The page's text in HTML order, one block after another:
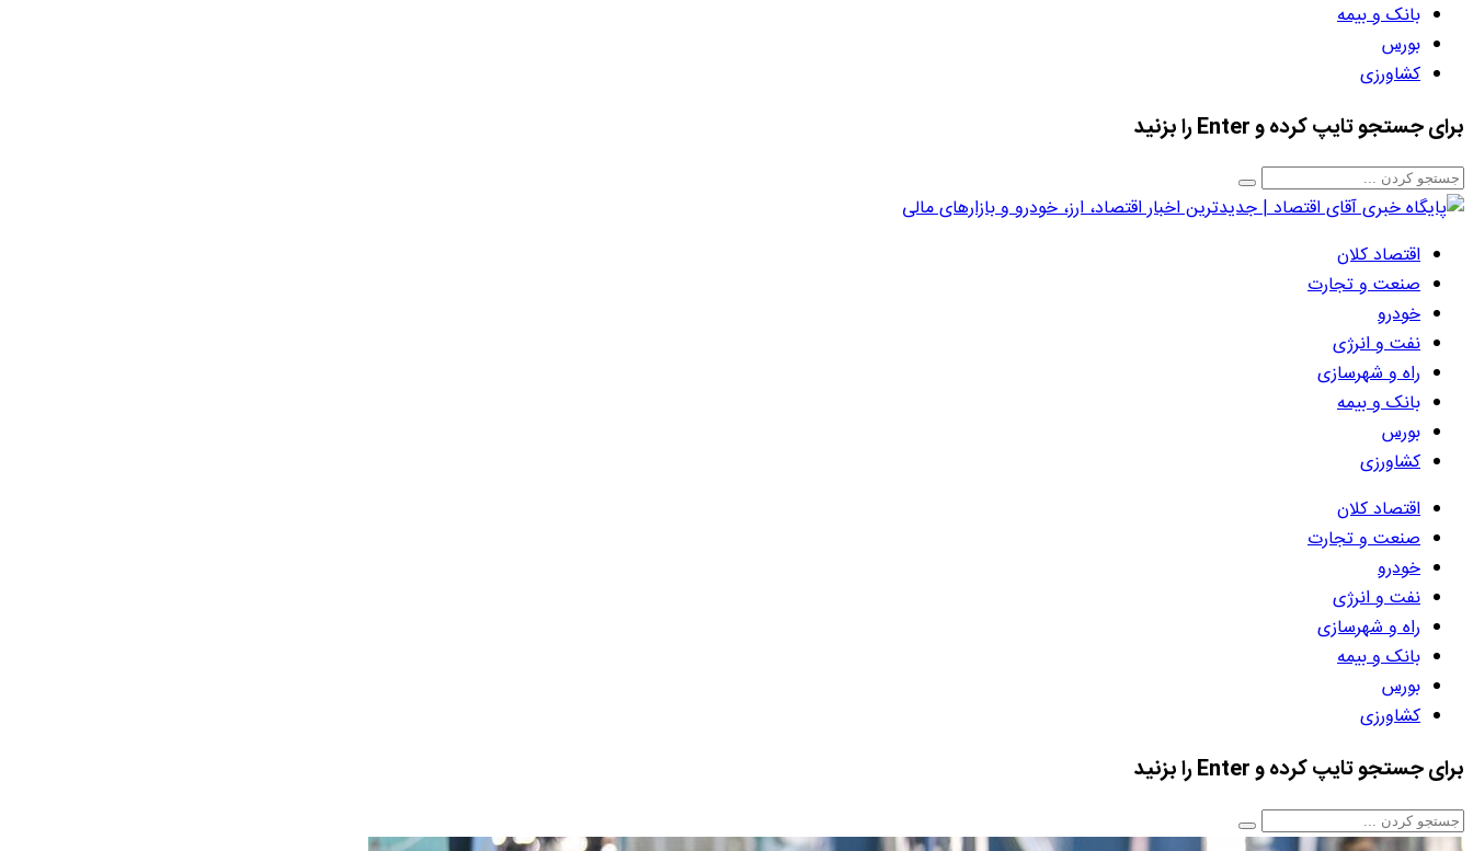
بانک و بیمه
بورس
کشاورزی
برای جستجو تایپ کرده و Enter را بزنید
اقتصاد کلان
صنعت و تجارت
خودرو
نفت و انرژی
راه و شهرسازی
بانک و بیمه
بورس
کشاورزی
اقتصاد کلان
صنعت و تجارت
خودرو
نفت و انرژی
راه و شهرسازی
بانک و بیمه
بورس
کشاورزی
برای جستجو تایپ کرده و Enter را بزنید